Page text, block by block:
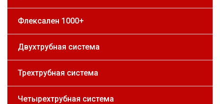
Флексален 1000+
Двухтрубная система
Трехтрубная система
Четырехтрубная система